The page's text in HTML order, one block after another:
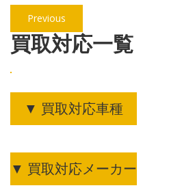
投
稿
ナ
ビ
ゲ
ー
シ
ョ
Previous
post:
買取対応一覧
▼ 買取対応車種
▼ 買取対応メーカー